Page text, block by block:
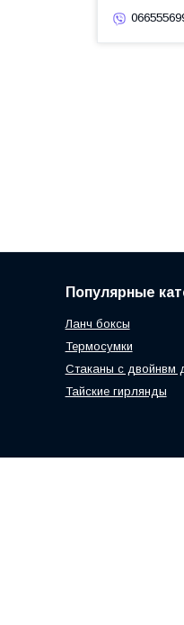
Популярные
Ланч боксы
Термосумки
Стаканы с двойнвм
Тайские гирлянды